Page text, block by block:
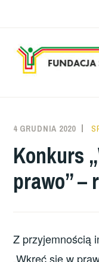
treści
4 GRUDNIA 2020
Konkurs
prawo” –
Z przyjemnością
„Wkręć się w